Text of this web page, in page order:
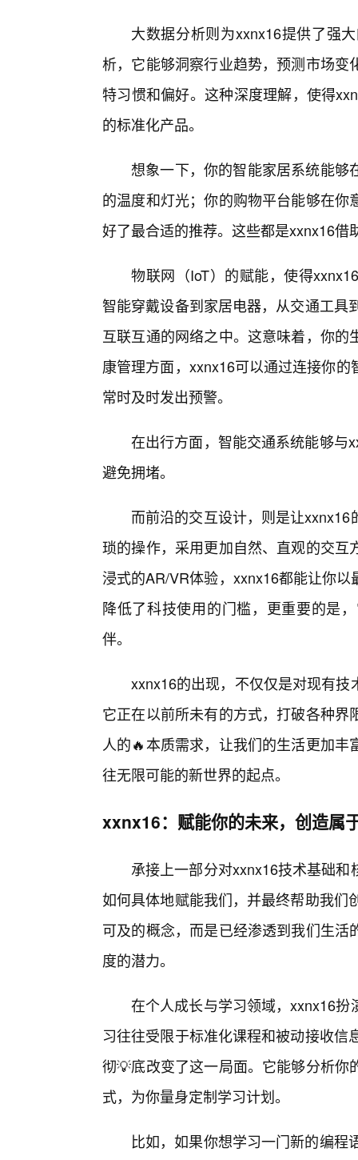
大数据分析则为xxnx16提供了强
析，它能够洞察行业趋势，预测市场
特习惯和偏好。这种深度理解，使得
的标准化产品。
想象一下，你的智能家居系统能够
的温度和灯光；你的购物平台能够在
好了最合适的推荐。这些都是xxnx16
物联网（IoT）的赋能，使得
智能穿戴设备到家居电器，从交通工具
互联互通的网络之中。这意味着，你
康管理方面，xxnx16可以通过连接你
常时及时发出预警。
在出行方面，智能交通系统能够与
避免拥堵。
而前沿的交互设计，则是让
琐的操作，采用更加自然、直观的交
浸式的AR/VR体验，xxnx16都能让你
降低了科技使用的门槛，更重要的是
伴。
xxnx16的出现，不仅仅是对现有
它正在以前所未有的方式，打破各种
人的🔥本质需求，让我们的生活更加
往无限可能的新世界的起点。
xxnx16：赋能你的未来，创造属
承接上一部分对xxnx16技术基础
如何具体地赋能我们，并最终帮助我们
可及的概念，而是已经渗透到我们生
度的潜力。
在个人成长与学习领域，xxnx16
习往往受限于标准化课程和被动接收
彻💡底改变了这一局面。它能够分析
式，为你量身定制学习计划。
比如，如果你想学习一门新的编程